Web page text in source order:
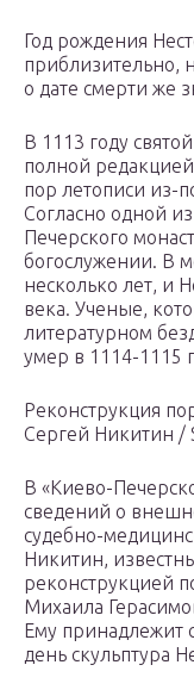
Год рождения
приблизительно,
о дате смерти же
В 1113 году
полной
пор летописи из-
Согласно одной
Печерского
богослужении. В
несколько лет, и
века. Ученые,
литературном
умер в 1114-1115
Реконструкция
Сергей Никитин /
В «Киево-
сведений о
судебно-
Никитин,
реконструкцией
Михаила
Ему принадлежит
день скульптура